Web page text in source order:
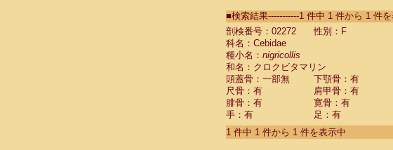
CebidaeSaguinus labiatus
Cebidae Saguinus leucopus
Cebidae
CebidaeSaguinus mystax
CebidaeSaguinus nigricollis
Cebidae Saguinus oedipus
Cebidae Saguinus weddelli
Cebidae Saguinusspp.
Cebidae Aotus trivirgatus
Cebidae Cebus albifrons
■検索結果-----------1 件中 1 件から 1 件
剖検番号：02272
性別：F
科名：Cebidae
種小名： nigricollis
和名：クロクビタマリン
頭蓋骨：一部無
下顎骨：有
尺骨：有
肩甲骨：有
腓骨：有
寛骨：有
手：有
足：有
1 件中 1 件から 1 件を表示中